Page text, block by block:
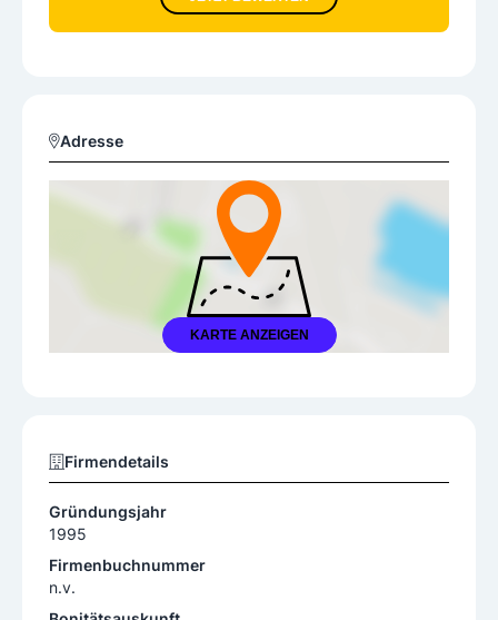
Adresse
KARTE ANZEIGEN
Firmendetails
Gründungsjahr
1995
Firmenbuchnummer
n.v.